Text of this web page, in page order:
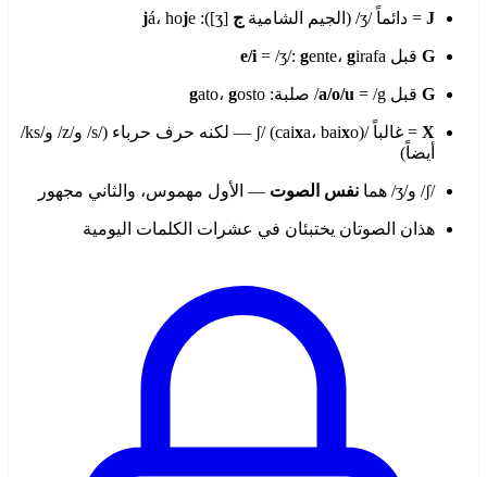
J = دائماً /ʒ/ (الجيم الشامية ج [ʒ]):
já، hoje
G قبل e/i = /ʒ/: gente، girafa
G قبل a/o/u = /g/ صلبة: gato، gosto
X = غالباً /ʃ/ (cai xa، baix
o) — لكنه حرف حرباء (/s/ و/z/ و/ks/
أيضاً)
/ʃ/ و/ʒ/ هما نفس الصوت — الأول مهموس، والثاني مجهور
هذان الصوتان يختبئان في عشرات الكلمات اليومية